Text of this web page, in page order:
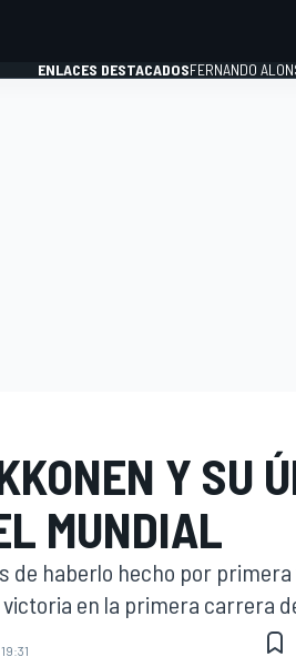
ENLACES DESTACADOSFERNANDO
Y SU
MUNDIAL
de haberlo hecho por
en la primera carrera